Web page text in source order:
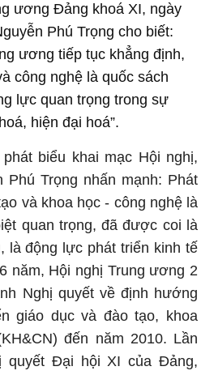
ương Đảng khoá XI, ngày
Phú Trọng cho biết:
ương tiếp tục khẳng định,
công nghệ là quốc sách
lực quan trọng trong sự
hiện đại hoá”.
biểu khai mạc Hội nghị,
Phú Trọng nhấn mạnh: Phát
và khoa học - công nghệ là
quan trọng, đã được coi là
là động lực phát triển kinh tế
năm, Hội nghị Trung ương 2
Nghị quyết về định hướng
giáo dục và đào tạo, khoa
đến năm 2010. Lần
quyết Đại hội XI của Đảng,